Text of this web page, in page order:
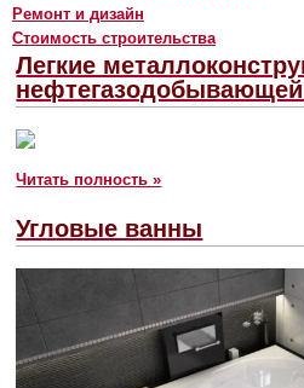
Ремонт и дизайн
Стоимость строительства
Легкие
Читать полность »
Угловые ванны